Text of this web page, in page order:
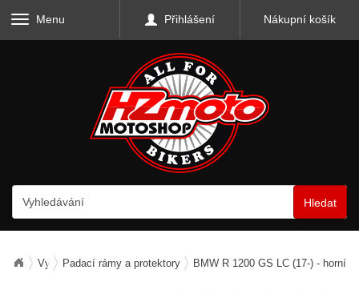
Menu Přihlášení Nákupní košík
Hledat
Vybavení motocyklu
Padací rámy a protektory BMW R 1200 GS LC (17-) - horní